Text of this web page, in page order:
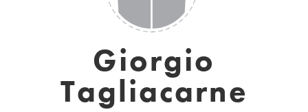
Giorgio
Tagliacarne